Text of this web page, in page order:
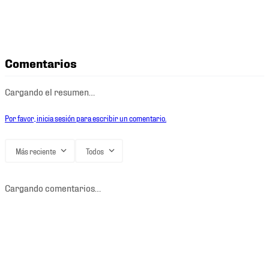
Comentarios
Cargando el resumen…
Por favor, inicia sesión para escribir un comentario.
Más reciente Todos
Cargando comentarios…